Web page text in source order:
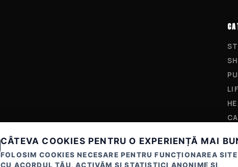
CÂTEVA COOKIES PENTRU O EXPERIENȚĂ MAI
FOLOSIM COOKIES NECESARE PENTRU FUNCȚIONAREA
CU ACORDUL TĂU, ACTIVĂM ȘI STATISTICI ANONIME ȘI